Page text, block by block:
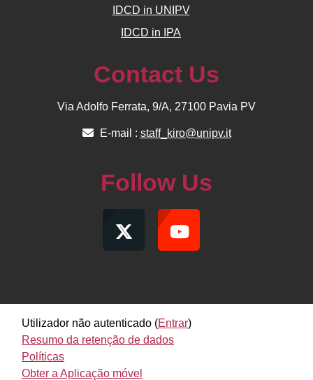
IDCD in UNIPV
IDCD in IPA
Contact Us
Via Adolfo Ferrata, 9/A, 27100 Pavia PV
E-mail : staff_kiro@unipv.it
Follow Us
Utilizador não autenticado (Entrar)
Resumo da retenção de dados
Políticas
Obter a Aplicação móvel